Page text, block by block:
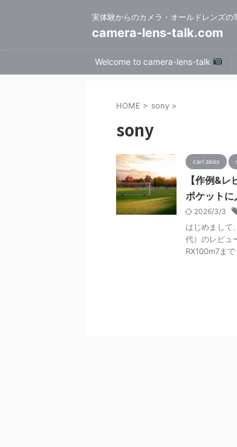
実体験からのカメラ・オールドレンズの
camera-lens-talk.com
Welcome to camera-lens-talk
HOME > sony >
sony
carl zeiss
【作例&
ポケット
2026/3/3
はじめまして
代）のレビュ
RX100m7ま